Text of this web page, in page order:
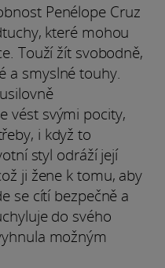
Penélope Cruz
které mohou
Touží žít svobodně,
a smyslné touhy.
vést svými pocity,
i když to
styl odráží její
ji žene k tomu, aby
se cítí bezpečně a
do svého
možným